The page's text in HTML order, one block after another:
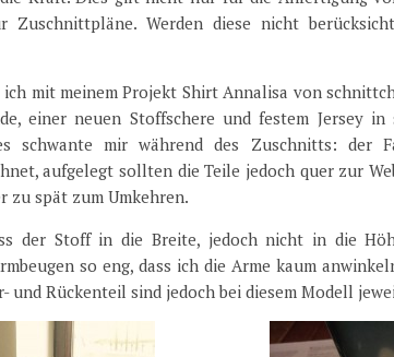
Zuschnittpläne. Werden diese nicht
mit meinem Projekt Shirt Annalisa von
einer neuen Stoffschere und festem Jersey
schwante mir während des Zuschnitts: der
aufgelegt sollten die Teile jedoch quer zur
zu spät zum Umkehren.
der Stoff in die Breite, jedoch nicht in die
so eng, dass ich die Arme kaum
und Rückenteil sind jedoch bei diesem Modell